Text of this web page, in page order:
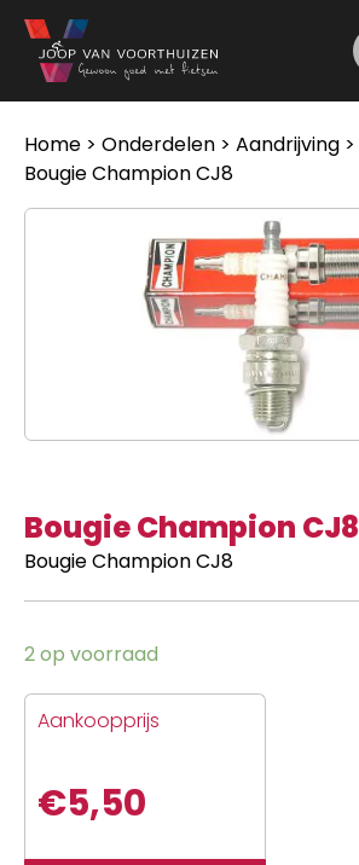
Ga naar de inhoud
Home > Onderdelen > Aandrijving >
Bougie Champion CJ8
Bougie Champion CJ8
Bougie Champion CJ8
2 op voorraad
Aankoopprijs
€5,50